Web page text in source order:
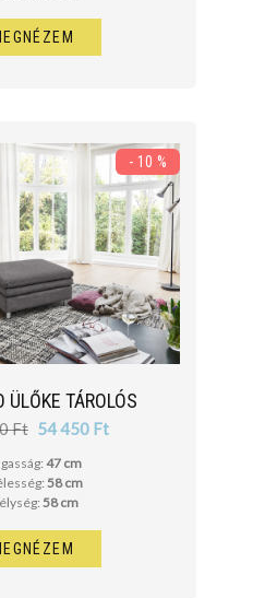
ÜLŐKE TÁROLÓS
Ft 54 450 Ft
- 10 %
47 cm
58 cm
58 cm